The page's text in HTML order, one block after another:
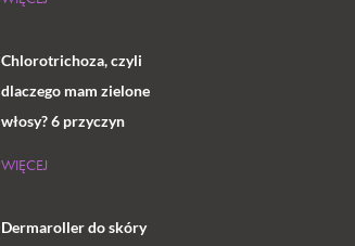
Chlorotrichoza, czyli
dlaczego mam zielone
włosy? 6 przyczyn
WIĘCEJ
Dermaroller do skóry